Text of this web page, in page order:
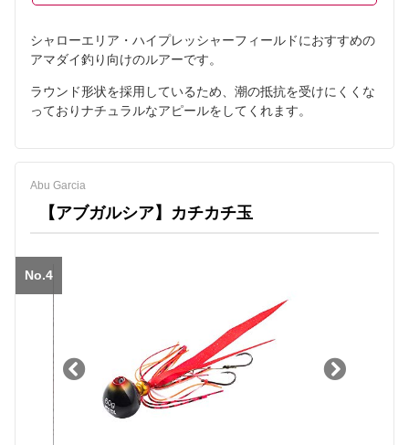
シャローエリア・ハイプレッシャーフィールドにおすすめの
アマダイ釣り向けのルアーです。
ラウンド形状を採用しているため、潮の抵抗を受けにくくな
っておりナチュラルなアピールをしてくれます。
Abu Garcia
【アブガルシア】カチカチ玉
No.4